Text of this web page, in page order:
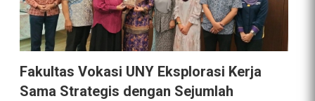
Fakultas Vokasi UNY Eksplorasi Kerja
Sama Strategis dengan Sejumlah